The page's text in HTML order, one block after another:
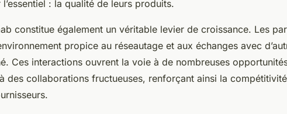
: la qualité de leurs produits.
constitue également un véritable levier de croissance. Les
propice au réseautage et aux échanges avec
Ces interactions ouvrent la voie à de nombreuses
des collaborations fructueuses, renforçant ainsi la